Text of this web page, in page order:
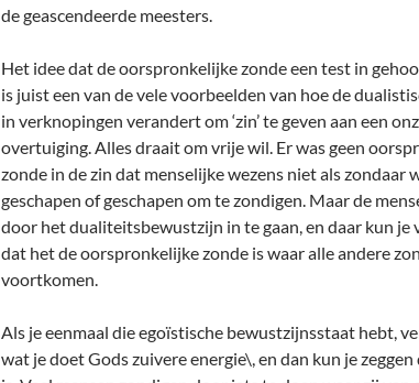
de geascendeerde meesters.
Het idee dat de oorspronkelijke zonde een test in
is juist een van de vele voorbeelden van hoe de
in verknopingen verandert om ‘zin’ te geven aan een
overtuiging. Alles draait om vrije wil. Er was geen
zonde in de zin dat menselijke wezens niet als zondaar
geschapen of geschapen om te zondigen. Maar de
door het dualiteitsbewustzijn in te gaan, en daar kun je
dat het de oorspronkelijke zonde is waar alle andere
voortkomen.
Als je eenmaal die egoïstische bewustzijnsstaat hebt,
wat je doet Gods zuivere energie\, en dan kun je